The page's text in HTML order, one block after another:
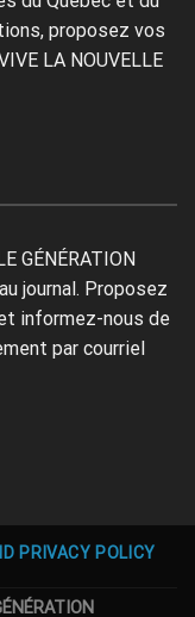
proposez vos
LA NOUVELLE
GÉNÉRATION
journal. Proposez
informez-nous de
par courriel
PRIVACY POLICY